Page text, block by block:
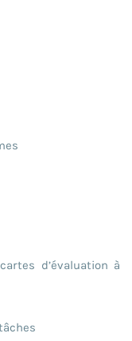
d’évaluation à